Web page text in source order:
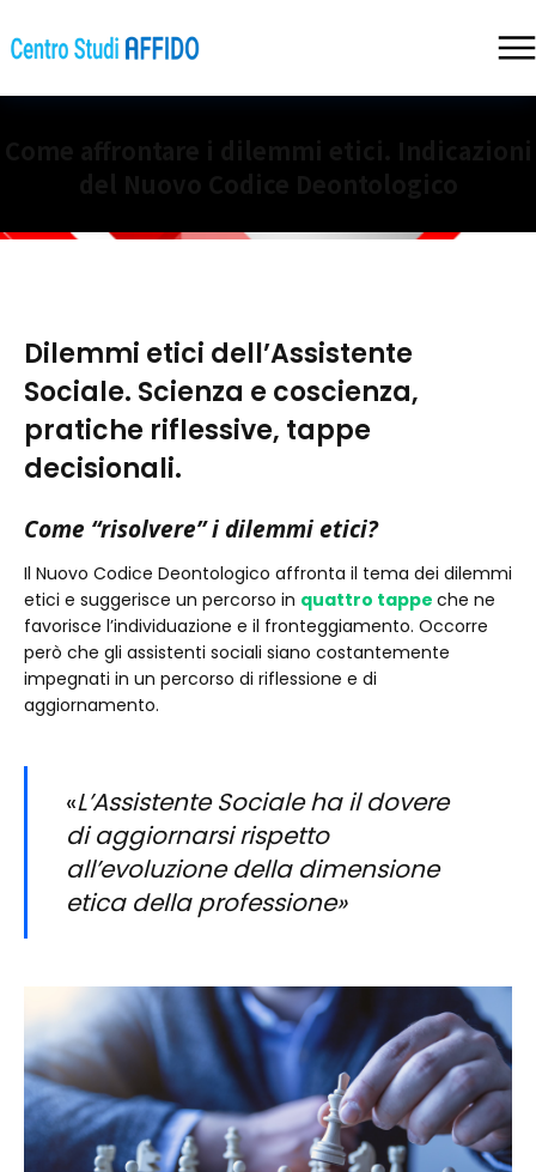
Dilemmi etici dell’Assistente
Sociale. Scienza e coscienza,
pratiche riflessive, tappe
decisionali.
Come “risolvere” i dilemmi etici?
Il Nuovo Codice Deontologico affronta il tema dei dilemmi
etici e suggerisce un percorso in quattro tappe che ne
favorisce l’individuazione e il fronteggiamento. Occorre
però che gli assistenti sociali siano costantemente
impegnati in un percorso di riflessione e di
aggiornamento.
«L’Assistente Sociale ha il dovere
di aggiornarsi rispetto
all’evoluzione della dimensione
etica della professione»